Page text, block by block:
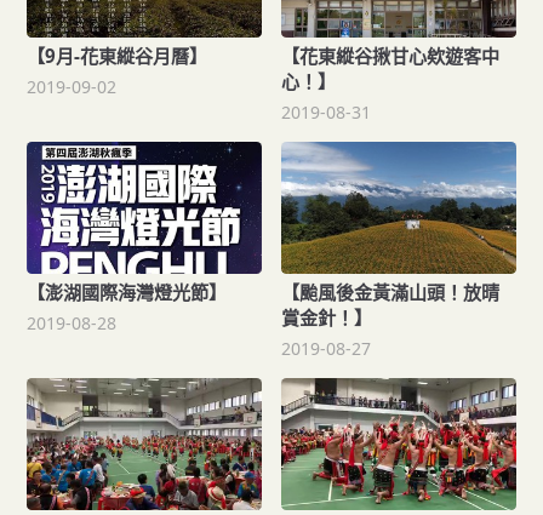
【9月-花東縱谷月曆】
2019-09-02
【花東縱谷揪甘心欸遊客中
心！】
2019-08-31
【澎湖國際海灣燈光節】
2019-08-28
【颱風後金黃滿山頭！放晴
賞金針！】
2019-08-27